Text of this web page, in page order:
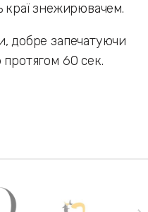
краї знежирювачем.
добре запечатуючи
60 сек.